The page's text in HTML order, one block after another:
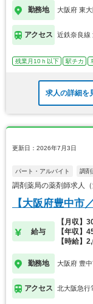
勤務地 大阪府 東
アクセス 近鉄奈良線
残業月10ｈ以下 駅チカ
求人の詳細を
更新日：2026年7月3日
パート・アルバイト 調剤
調剤薬局の薬剤師求人
【大阪府豊中市
給与
【月収】
【年収】
【時給】
勤務地 大阪府 豊
アクセス 北大阪急行